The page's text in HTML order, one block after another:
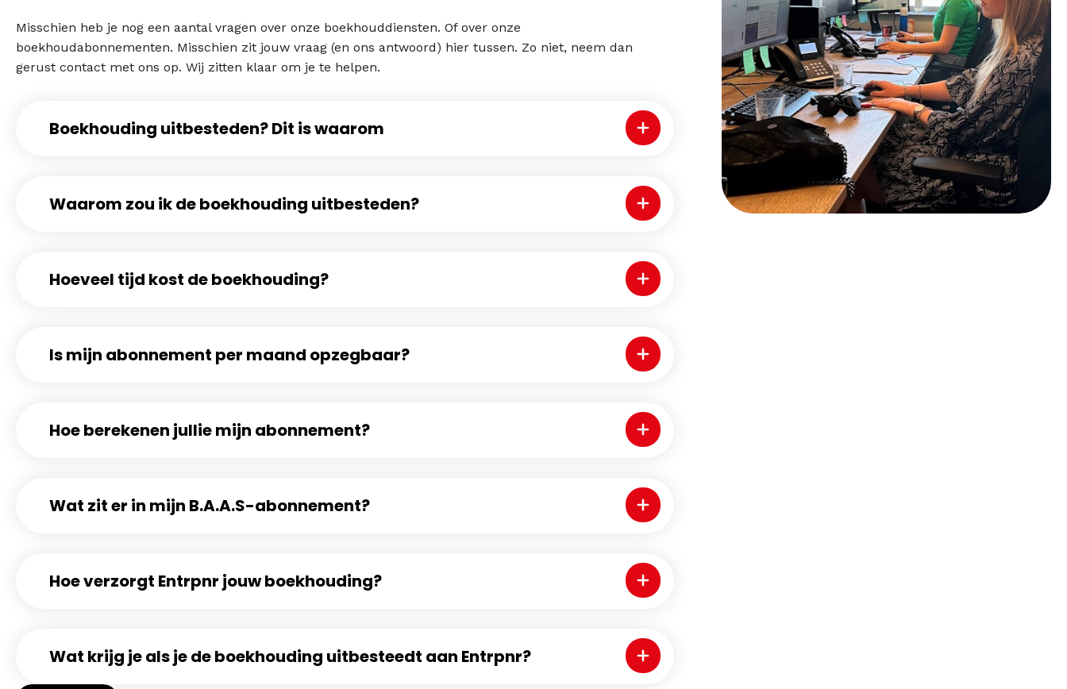
Misschien heb je nog een aantal vragen over onze boekhouddiensten. Of over onze
boekhoudabonnementen. Misschien zit jouw vraag (en ons antwoord) hier tussen. Zo niet, neem dan
gerust contact met ons op. Wij zitten klaar om je te helpen.
Boekhouding uitbesteden? Dit is waarom Klap de faq uit
Waarom zou ik de boekhouding uitbesteden? Klap de faq uit
Hoeveel tijd kost de boekhouding? Klap de faq uit
Is mijn abonnement per maand opzegbaar? Klap de faq uit
Hoe berekenen jullie mijn abonnement? Klap de faq uit
Wat zit er in mijn B.A.A.S-abonnement? Klap de faq uit
Hoe verzorgt Entrpnr jouw boekhouding? Klap de faq uit
Wat krijg je als je de boekhouding uitbesteedt aan Entrpnr? Klap de faq uit